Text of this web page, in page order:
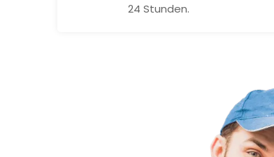
24 Stunden.